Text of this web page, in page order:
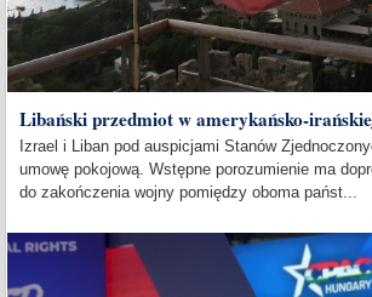
Libański przedmiot w amerykańsko-
Izrael i Liban pod auspicjami Stanów
umowę pokojową. Wstępne porozumienie ma
do zakończenia wojny pomiędzy oboma państ...